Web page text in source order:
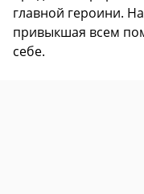
главной героини.
привыкшая всем
себе.